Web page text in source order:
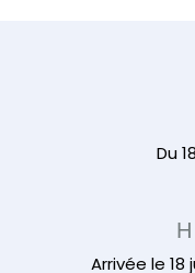
Du
Arrivée le 18